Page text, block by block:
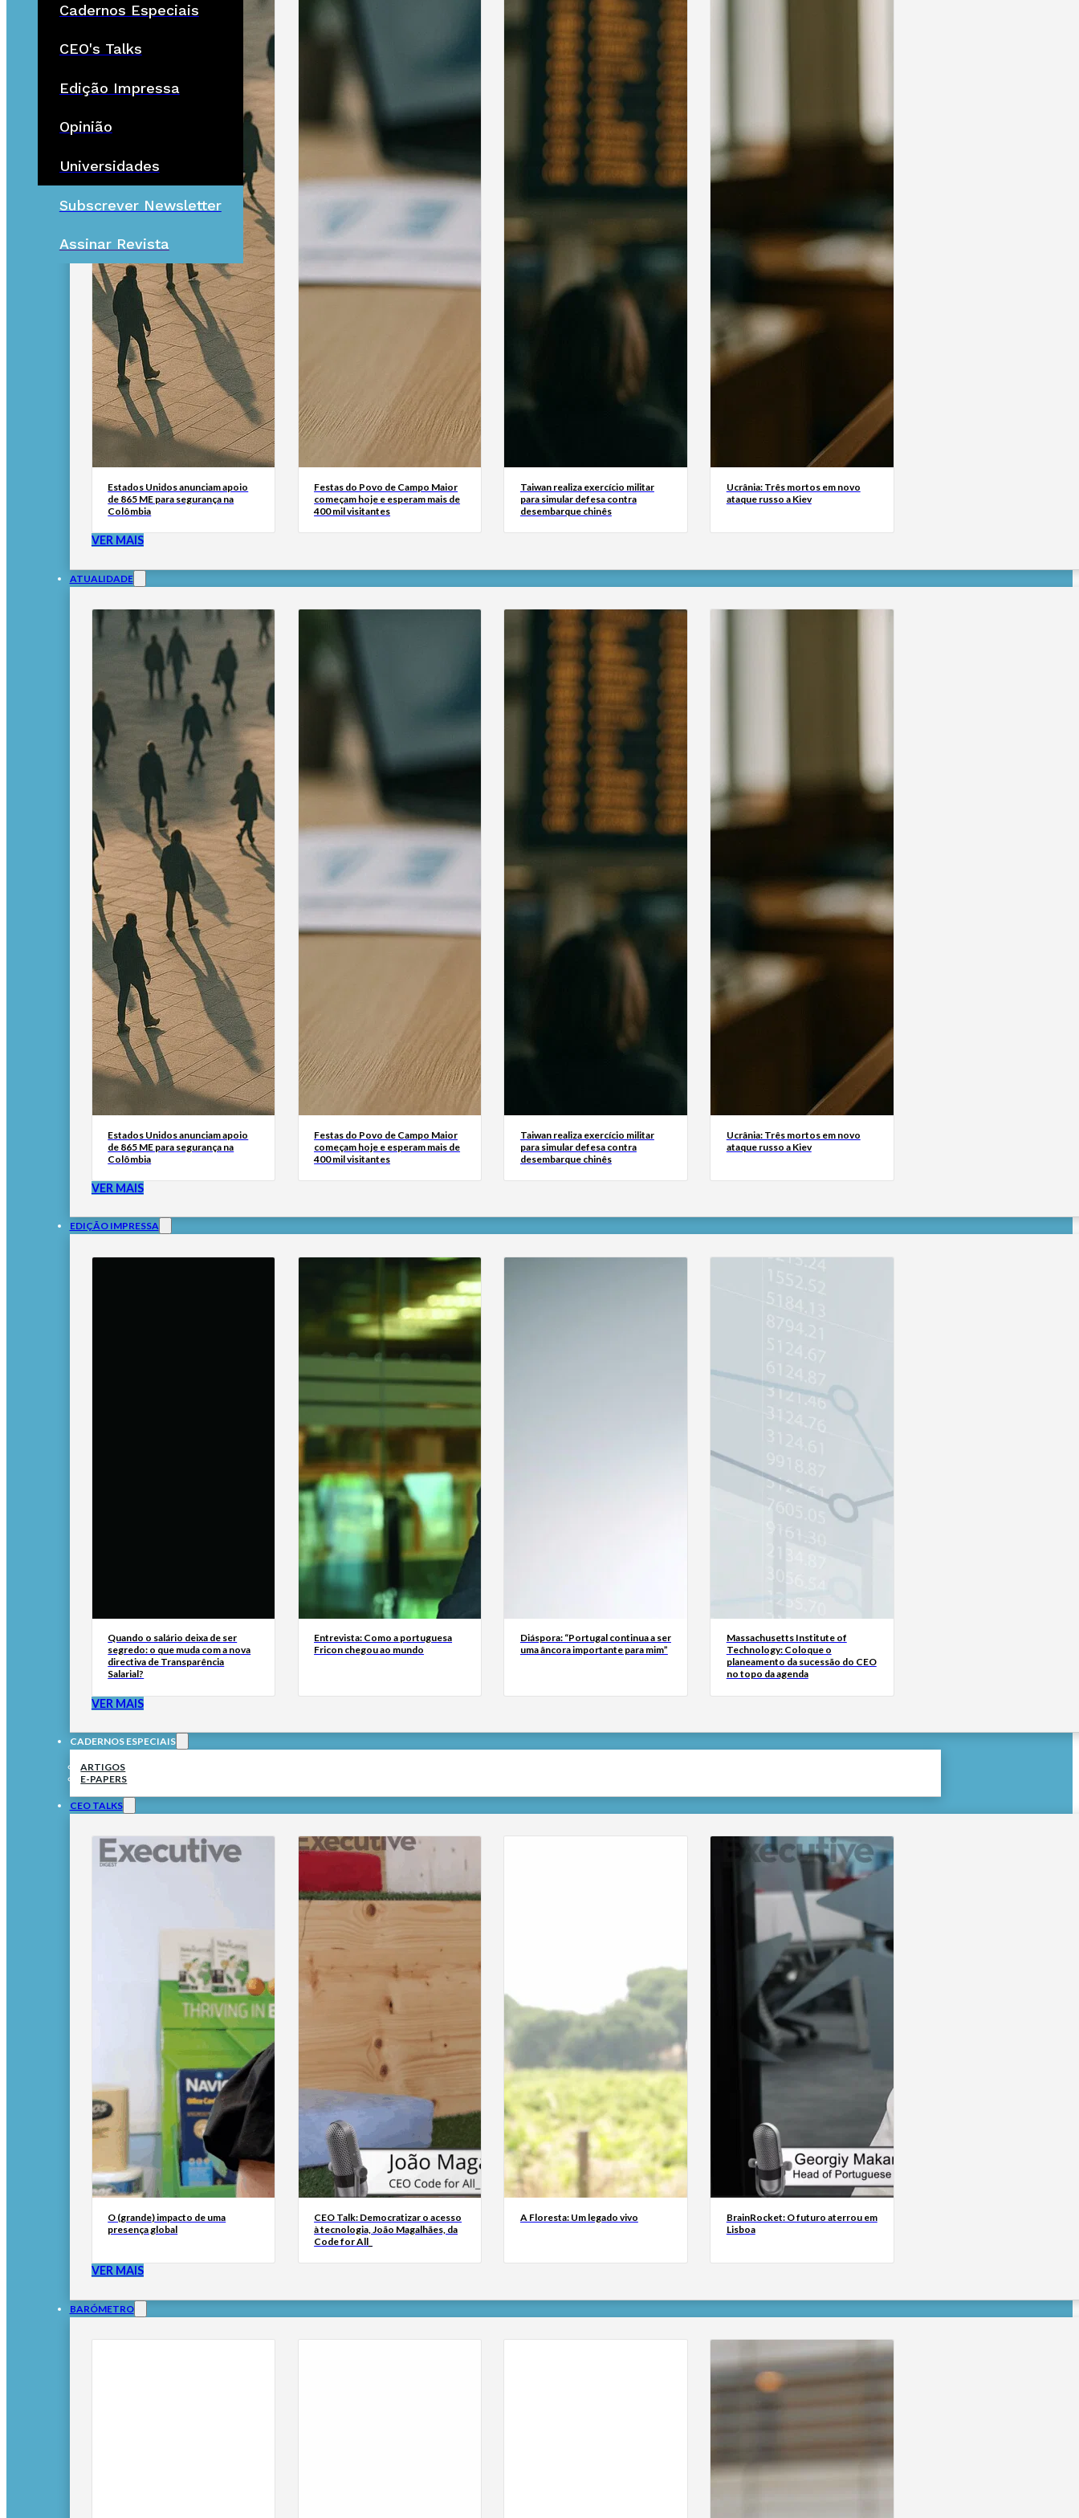
Cadernos Especiais
CEO's Talks
Edição Impressa
Opinião
Universidades
Subscrever Newsletter
Assinar Revista
Estados Unidos anunciam apoio
de 865 ME para segurança na
Colômbia
Festas do Povo de Campo Maior
começam hoje e esperam mais de
400 mil visitantes
Taiwan realiza exercício militar
para simular defesa contra
desembarque chinês
Ucrânia: Três mortos em novo
ataque russo a Kiev
VER MAIS
ATUALIDADE
Estados Unidos anunciam apoio
de 865 ME para segurança na
Colômbia
Festas do Povo de Campo Maior
começam hoje e esperam mais de
400 mil visitantes
Taiwan realiza exercício militar
para simular defesa contra
desembarque chinês
Ucrânia: Três mortos em novo
ataque russo a Kiev
VER MAIS
EDIÇÃO IMPRESSA
Quando o salário deixa de ser
segredo: o que muda com a nova
directiva de Transparência
Salarial?
Entrevista: Como a portuguesa
Fricon chegou ao mundo
Diáspora: “Portugal continua a ser
uma âncora importante para mim”
Massachusetts Institute of
Technology: Coloque o
planeamento da sucessão do CEO
no topo da agenda
VER MAIS
CADERNOS ESPECIAIS
ARTIGOS
E-PAPERS
CEO TALKS
O (grande) impacto de uma
presença global
CEO Talk: Democratizar o acesso
à tecnologia, João Magalhães, da
Code for All_
A Floresta: Um legado vivo
BrainRocket: O futuro aterrou em
Lisboa
VER MAIS
BARÓMETRO